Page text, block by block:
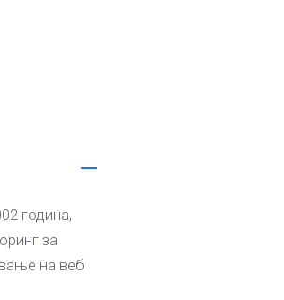
година,
за
на веб